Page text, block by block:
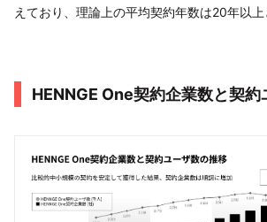
えており、理論上の平均契約年数は20年以上
HENNGE One契約企業数と契約